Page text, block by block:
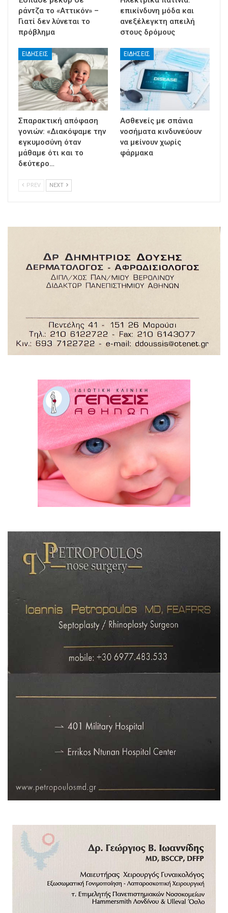
ράντζα το «Αττικόν» –
Γιατί δεν λύνεται το
πρόβλημα
επικίνδυνη μόδα και
ανεξέλεγκτη απειλή
στους δρόμους
ΕΙΔΉΣΕΙΣ
Σπαρακτική απόφαση
γονιών: «Διακόψαμε την
εγκυμοσύνη όταν
μάθαμε ότι και το
δεύτερο…
ΕΙΔΉΣΕΙΣ
Ασθενείς με σπάνια
νοσήματα κινδυνεύουν
να μείνουν χωρίς
φάρμακα
PREV NEXT